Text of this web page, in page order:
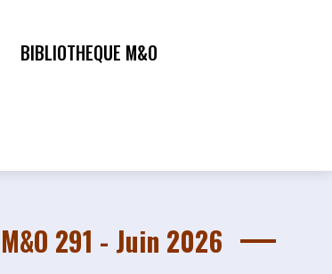
BIBLIOTHEQUE M&O
M&O 291 - Juin 2026